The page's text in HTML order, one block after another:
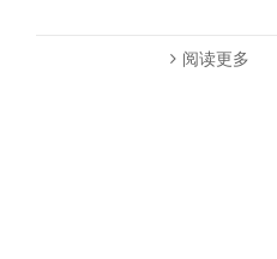
阅读更多